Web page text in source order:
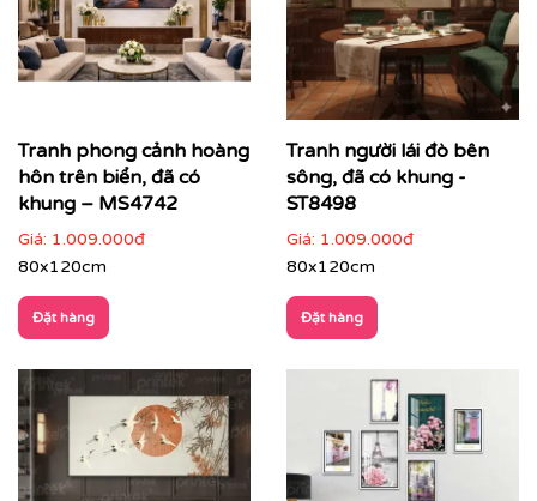
Tranh phong cảnh ruộng bậc thang do Printek sản
xuất
Cách phối tranh phong cảnh với nội thất & không gian
Tranh phong cảnh phù hợp với nhiều không gian khác
Phòng khách
: tranh khổ lớn làm điểm nhấn, tạo
Tranh phong cảnh hoàng
hôn trên biển, đã có
khung – MS4742
Giá: 1.009.000đ
80x120cm
Đặt hàng
Tranh người lái đò bên
sông, đã có khung -
ST8498
Giá: 1.009.000đ
80x120cm
Đặt hàng